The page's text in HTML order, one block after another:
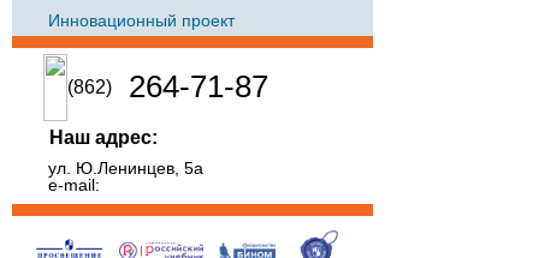
Инновационный проект
(862) 264-71-87
Наш адрес:
ул. Ю.Ленинцев, 5а
e-mail: